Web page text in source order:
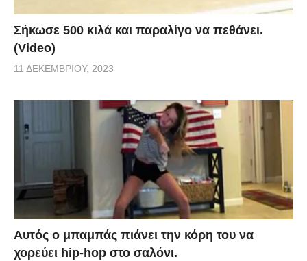
Σήκωσε 500 κιλά και παραλίγο να πεθάνει.
(Video)
11 ΔΕΚΕΜΒΡΊΟΥ, 2023
Αυτός ο μπαμπάς πιάνει την κόρη του να
χορεύει hip-hop στο σαλόνι.